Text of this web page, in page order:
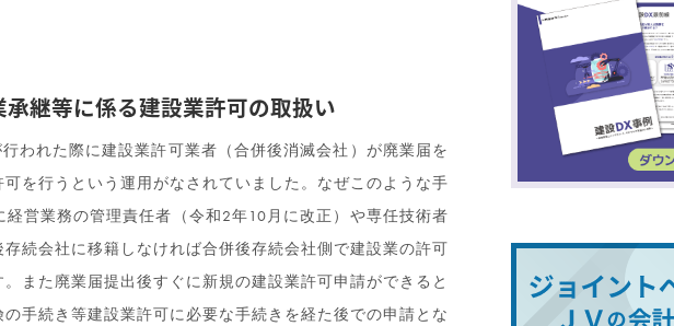
継等に係る建設業許可の取扱い
われた際に建設業許可業者（合併後消滅会社）が廃業届を
を行うという運用がなされていました。なぜこのような手
営業務の管理責任者（令和2年10月に改正）や専任技術者
続会社に移籍しなければ合併後存続会社側で建設業の許可
また廃業届提出後すぐに新規の建設業許可申請ができると
手続き等建設業許可に必要な手続きを経た後での申請とな